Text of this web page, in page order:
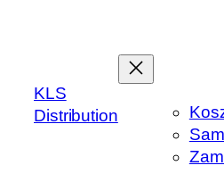
KLS
Distribution